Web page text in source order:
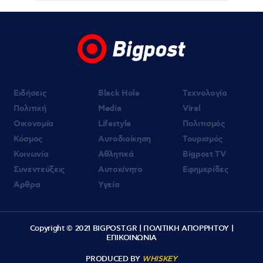
«Στον Εξώστη» με τους Αντώνη Αντζολέτο
και Γιάννη Καντέλη – Έρχεται στον ΣΚΑΪ
Ειδήσεις
Πολιτική
Οικονομία
Κόσμος
Κοινωνία
Συνεντεύξεις
Άρθρα
Black Hole
Media
Lifestyle
Αυτοδιοίκηση
Αθλητικά
Αυτοκίνητο
Υγεία
Τεχνολογία
Viral
Πολιτισμός
Τουρισμός
Bigpost TV
Εφημερίδες
Copyright © 2021 BIGPOST.GR | ΠΟΛΙΤΙΚΗ ΑΠΟΡΡΗΤΟΥ|
ΕΠΙΚΟΙΝΩΝΙΑ
PRODUCED BY WHISKEY